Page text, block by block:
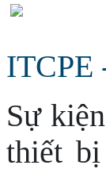
Sự
thiết